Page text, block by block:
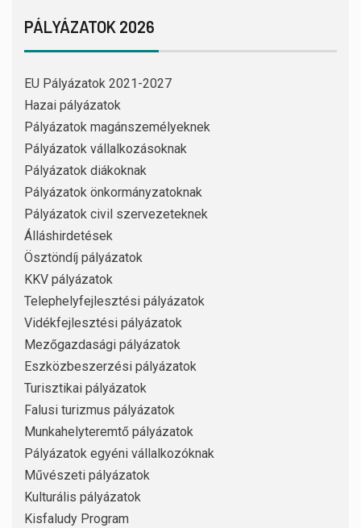
PÁLYÁZATOK 2026
EU Pályázatok 2021-2027
Hazai pályázatok
Pályázatok magánszemélyeknek
Pályázatok vállalkozásoknak
Pályázatok diákoknak
Pályázatok önkormányzatoknak
Pályázatok civil szervezeteknek
Álláshirdetések
Ösztöndíj pályázatok
KKV pályázatok
Telephelyfejlesztési pályázatok
Vidékfejlesztési pályázatok
Mezőgazdasági pályázatok
Eszközbeszerzési pályázatok
Turisztikai pályázatok
Falusi turizmus pályázatok
Munkahelyteremtő pályázatok
Pályázatok egyéni vállalkozóknak
Művészeti pályázatok
Kulturális pályázatok
Kisfaludy Program